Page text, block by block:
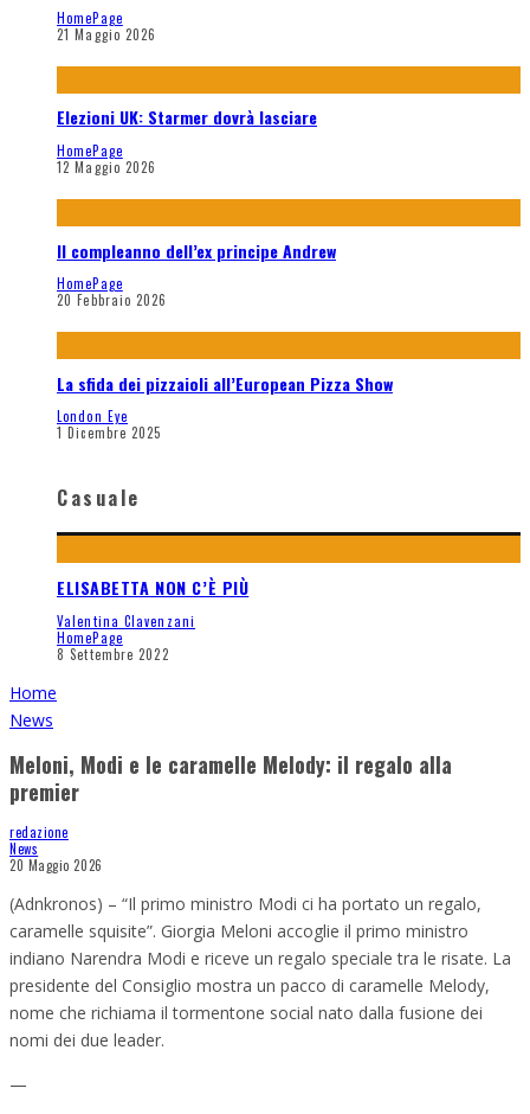
HomePage
21 Maggio 2026
Elezioni UK: Starmer dovrà lasciare
HomePage
12 Maggio 2026
Il compleanno dell’ex principe Andrew
HomePage
20 Febbraio 2026
La sfida dei pizzaioli all’European Pizza Show
London Eye
1 Dicembre 2025
Casuale
ELISABETTA NON C’È PIÙ
Valentina Clavenzani
HomePage
8 Settembre 2022
Home
News
Meloni, Modi e le caramelle Melody: il regalo alla
premier
redazione
News
20 Maggio 2026
(Adnkronos) – “Il primo ministro Modi ci ha portato un regalo,
caramelle squisite”. Giorgia Meloni accoglie il primo ministro
indiano Narendra Modi e riceve un regalo speciale tra le risate. La
presidente del Consiglio mostra un pacco di caramelle Melody,
nome che richiama il tormentone social nato dalla fusione dei
nomi dei due leader.
—